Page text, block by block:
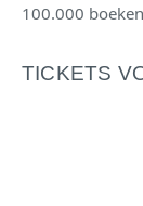
100.000
TICKETS